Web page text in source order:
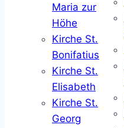
Maria zur
Höhe
Kirche St.
Bonifatius
Kirche St.
Elisabeth
Kirche St.
Georg